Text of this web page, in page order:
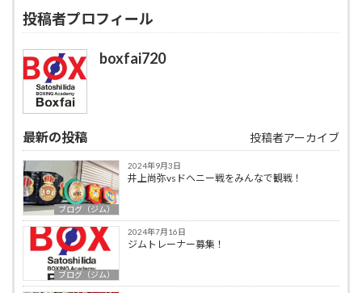
投稿者プロフィール
boxfai720
最新の投稿 投稿者アーカイブ
ブログ（ジム）
2024年9月3日
井上尚弥vsドヘニー戦をみんなで観戦！
ブログ（ジム）
2024年7月16日
ジムトレーナー募集！